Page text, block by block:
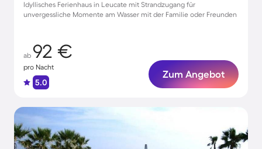
Idyllisches Ferienhaus in Leucate mit Strandzugang für
unvergessliche Momente am Wasser mit der Familie oder Freunden
ab 92 €
pro Nacht
5.0
Zum Angebot